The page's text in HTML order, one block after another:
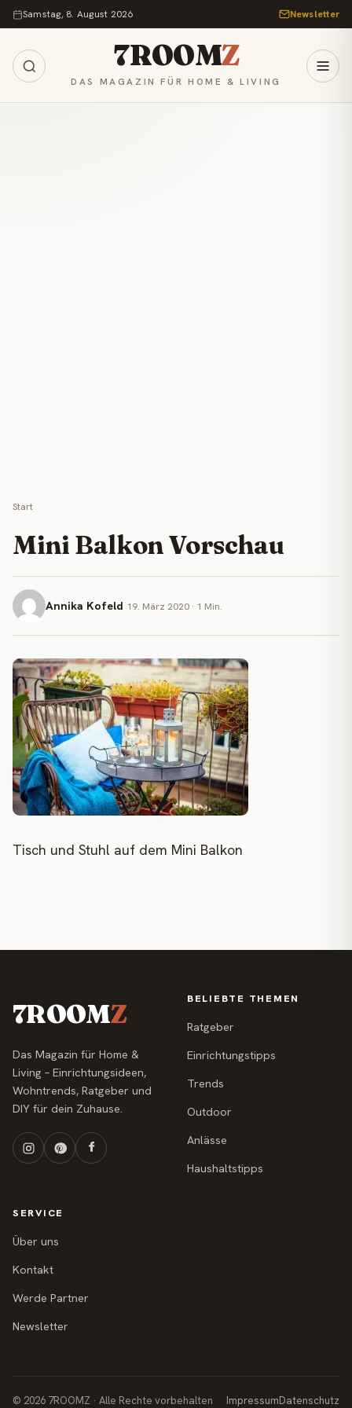
Zum Inhalt springen
Samstag, 8. August 2026 Newsletter
7ROOMZ
DAS MAGAZIN FÜR HOME & LIVING
Start
Mini Balkon Vorschau
Annika Kofeld 19. März 2020 · 1 Min.
Tisch und Stuhl auf dem Mini Balkon
7ROOMZ
Das Magazin für Home &
Living – Einrichtungsideen,
Wohntrends, Ratgeber und
DIY für dein Zuhause.
BELIEBTE THEMEN
Ratgeber
Einrichtungstipps
Trends
Outdoor
Anlässe
Haushaltstipps
SERVICE
Über uns
Kontakt
Werde Partner
Newsletter
© 2026 7ROOMZ · Alle Rechte vorbehalten ImpressumDatenschutz